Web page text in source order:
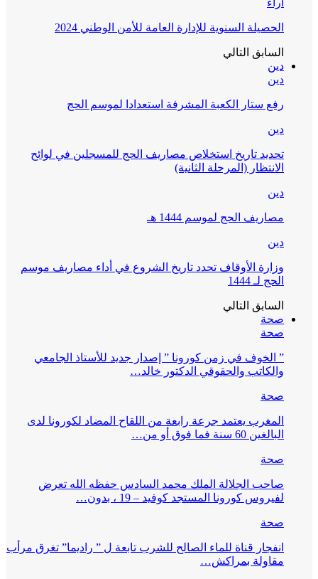
آراء
الحصيلة السنوية للإدارة العامة للأمن الوطني 2024
السابق التالي
دين
دين
رفع ستار الكعبة المشرفة استعدادا لموسم الحج
دين
تحديد تاريخ استخلاص مصاريف الحج للمسجلين في لوائح
الانتظار (المرحلة الثانية)
دين
مصاريف الحج لموسم 1444 هـ
دين
وزارة الأوقاف تحدد تاريخ الشروع في أداء مصاريف موسم
الحج لـ 1444
السابق التالي
صحة
صحة
” الخوف في زمن كورونا ” إصدار جديد للأستاذ الجامعي
والكاتب والحقوقي الدكتور خالد…
صحة
المغرب يعتمد جرعة رابعة من اللقاح المضاد لكورونا لدى
البالغين 60 سنة فما فوق أو من…
صحة
صاحب الجلالة الملك محمد السادس حفظه الله تعرض
لفيروس كورونا المستجد كوفيد – 19 ، بدون…
صحة
انفجار قناة للماء الصالح للشرب تابعة ل ” راديما” تغرق مرأب
مقاولة بمراكش…